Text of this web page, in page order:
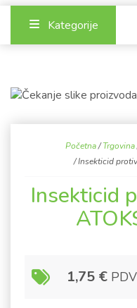
Kategorije
Početna/Trgovina
/ Insekticid
Insekticid
1,75 €